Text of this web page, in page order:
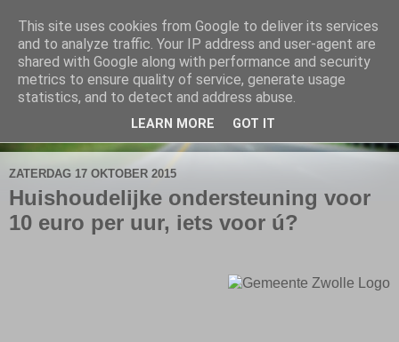
De Elshofbode
Nieuws uit Wijthmen, Herfte en Zalné.
ZATERDAG 17 OKTOBER 2015
Huishoudelijke ondersteuning voor
10 euro per uur, iets voor ú?
This site uses cookies from Google to deliver its services
and to analyze traffic. Your IP address and user-agent are
shared with Google along with performance and security
metrics to ensure quality of service, generate usage
statistics, and to detect and address abuse.
LEARN MORE GOT IT